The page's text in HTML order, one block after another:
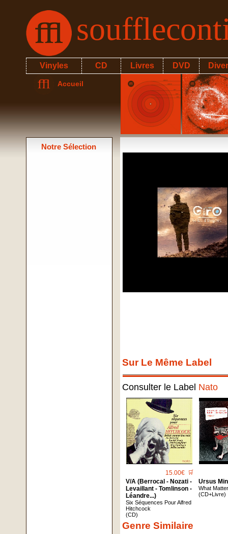
Vinyles CD Livres DVD
Accueil
Notre Sélection
Sur Le Même Label
Consulter le Label Nato
15.00€ 🛒
V/A (Berrocal - Nozati -
Levaillant - Tomlinson -
Léandre...)
Six Séquences Pour Alfred
Hitchcock
(CD)
Ursus
What
(CD+Livre)
Genre Similaire